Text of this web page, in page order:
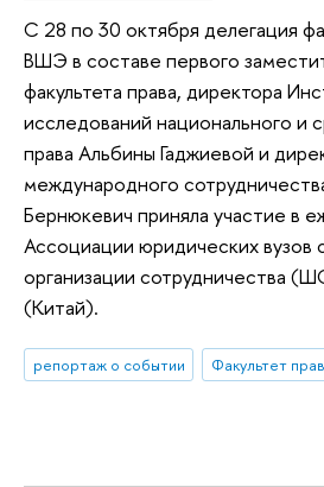
С 28 по 30 октября делегация
ВШЭ в составе первого
факультета права, директора
исследований национального и
права Альбины Гаджиевой и
международного
Бернюкевич приняла участие в
Ассоциации юридических вузов
организации сотрудничества
(Китай).
репортаж о событии Факультет